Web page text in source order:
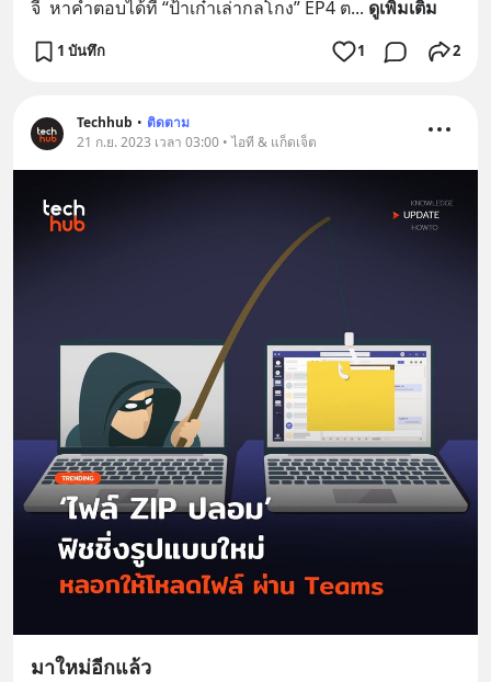
จี้  หาคำตอบได้ที่ “ป้าเก๋าเล่ากลโกง” EP4 ต... ดูเพิ่มเติม
1 บันทึก 1 2
Techhub • ติดตาม
21 ก.ย. 2023 เวลา 03:00 • ไอที & แก็ดเจ็ต
มาใหม่อีกแล้ว